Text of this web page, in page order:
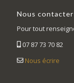
Nous contacter
Pour tout
07 87 73 70 82
Nous écrire